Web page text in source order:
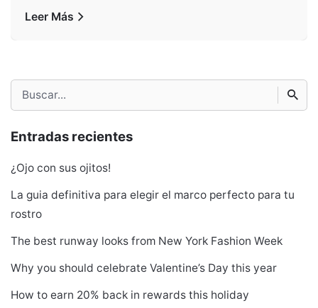
Search
for
Entradas recientes
¿Ojo con sus ojitos!
La guia definitiva para elegir el marco perfecto para tu
rostro
The best runway looks from New York Fashion Week
Why you should celebrate Valentine’s Day this year
How to earn 20% back in rewards this holiday
Leer Más